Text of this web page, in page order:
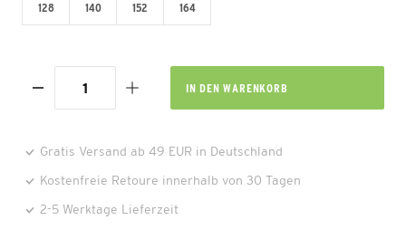
128 140 152 164
IN DEN WARENKORB
Gratis Versand ab 49 EUR in Deutschland
Kostenfreie Retoure innerhalb von 30 Tagen
2-5 Werktage Lieferzeit